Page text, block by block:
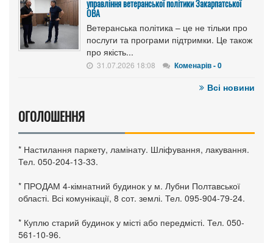
управління ветеранської політики Закарпатської
ОВА
Ветеранська політика – це не тільки про
послуги та програми підтримки. Це також
про якість...
31.07.2026 18:08 Коменарів - 0
Всі новини
ОГОЛОШЕННЯ
* Настилання паркету, ламінату. Шліфування, лакування.
Тел. 050-204-13-33.
* ПРОДАМ 4-кімнатний будинок у м. Лубни Полтавської
області. Всі комунікації, 8 сот. землі. Тел. 095-904-79-24.
* Куплю старий будинок у місті або передмісті. Тел. 050-
561-10-96.